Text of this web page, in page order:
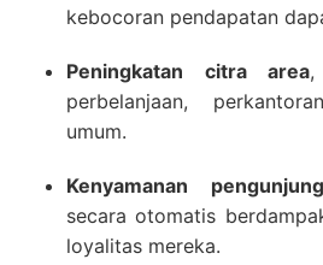
kebocoran pendapatan
Peningkatan citra area,
perbelanjaan,
umum.
Kenyamanan
secara otomatis
loyalitas mereka.